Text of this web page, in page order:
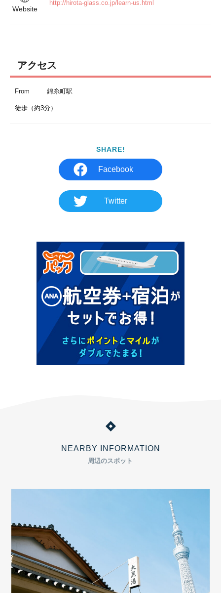
Website
http://hirota-glass.co.jp/learn-us.html
アクセス
From 錦糸町駅
徒歩（約3分）
SHARE!
Facebook
Twitter
NEARBY INFORMATION
周辺のスポット